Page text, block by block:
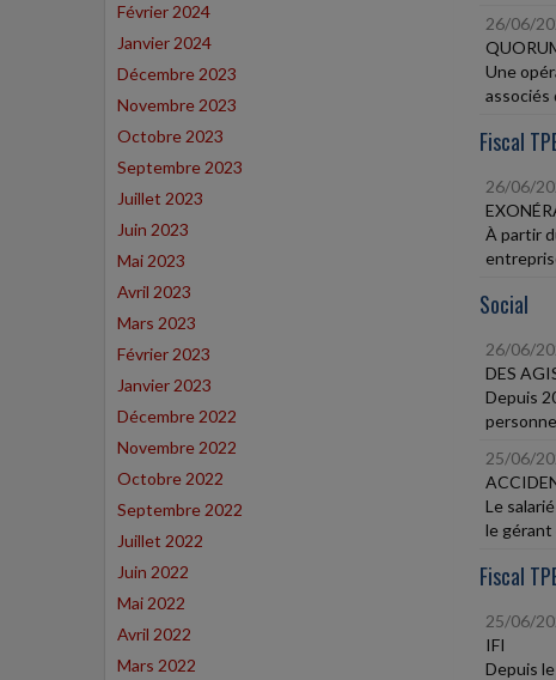
Février 2024
Janvier 2024
Décembre 2023
Novembre 2023
Octobre 2023
Septembre 2023
Juillet 2023
Juin 2023
Mai 2023
Avril 2023
Mars 2023
Février 2023
Janvier 2023
Décembre 2022
Novembre 2022
Octobre 2022
Septembre 2022
Juillet 2022
Juin 2022
Mai 2022
Avril 2022
Mars 2022
26/06/
Une
associés
Fiscal
26/06/
À partir
Social
26/06/
DES
Depuis
25/06/
Le
le gérant
Fiscal
25/06/
IFI
Depuis